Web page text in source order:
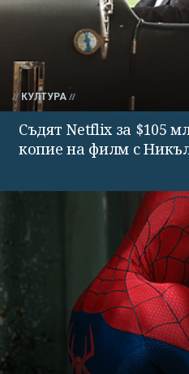
КУЛТУРА
Съдят Netflix за $105
копие на филм с